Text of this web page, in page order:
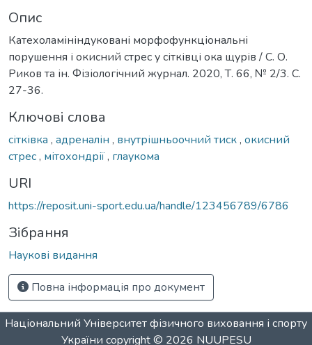
Опис
Катехоламініндуковані морфофункціональні
порушення і окисний стрес у сітківці ока щурів / С. О.
Риков та ін. Фізіологічний журнал. 2020, Т. 66, № 2/3. С.
27-36.
Ключові слова
сітківка , адреналін , внутрішньоочний тиск, окисний
стрес, мітохондрії, глаукома
URI
https://reposit.uni-sport.edu.ua/handle/123456789/6786
Зібрання
Наукові видання
Повна інформація про документ
Національний Університет фізичного виховання і спорту
України copyright © 2026 NUUPESU